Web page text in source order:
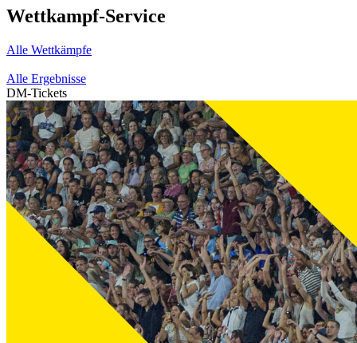
Wettkampf-Service
Alle Wettkämpfe
Alle Ergebnisse
DM-Tickets